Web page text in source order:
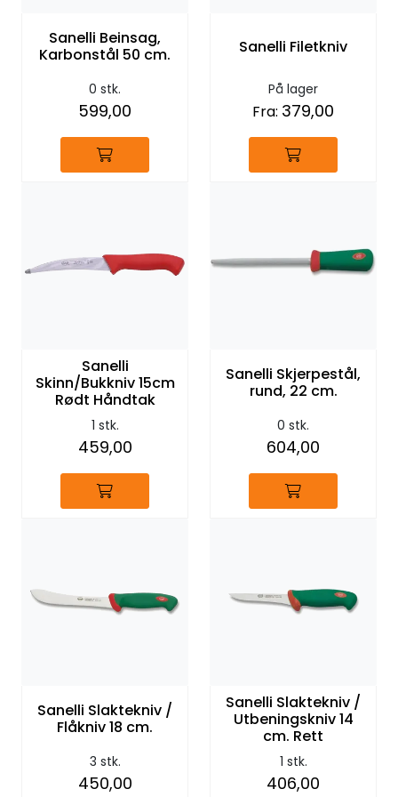
Sanelli Beinsag,
Karbonstål 50 cm.
0 stk.
599,00
Sanelli Filetkniv
På lager
Fra: 379,00
Sanelli
Skinn/Bukkniv 15cm
Rødt Håndtak
1 stk.
459,00
Sanelli Skjerpestål,
rund, 22 cm.
0 stk.
604,00
Sanelli Slaktekniv /
Flåkniv 18 cm.
3 stk.
450,00
Sanelli Slaktekniv /
Utbeningskniv 14
cm. Rett
1 stk.
406,00